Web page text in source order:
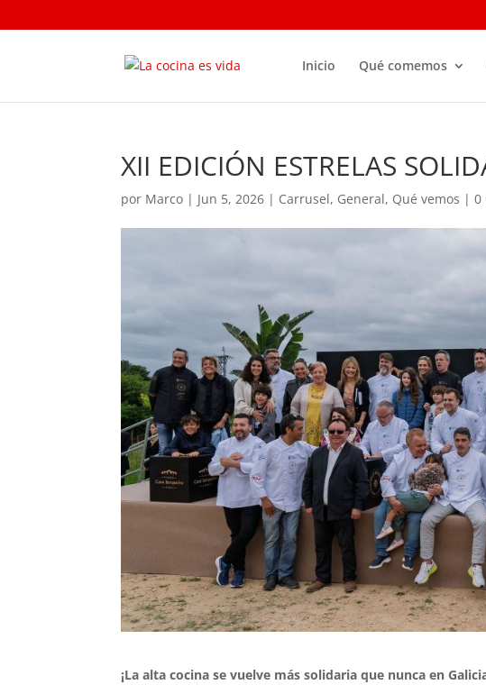
Inicio Qué comemos
XII EDICIÓN ESTRELAS
por Marco | Jun 5, 2026 | Carrusel, General, Qué vemos |0
¡La alta cocina se vuelve más solidaria que nunca en